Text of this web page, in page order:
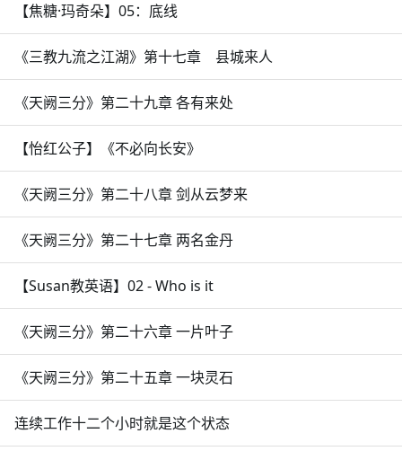
【焦糖·玛奇朵】05：底线
《三教九流之江湖》第十七章 县城来人
《天阙三分》第二十九章 各有来处
【怡红公子】《不必向长安》
《天阙三分》第二十八章 剑从云梦来
《天阙三分》第二十七章 两名金丹
【Susan教英语】02 - Who is it
《天阙三分》第二十六章 一片叶子
《天阙三分》第二十五章 一块灵石
连续工作十二个小时就是这个状态